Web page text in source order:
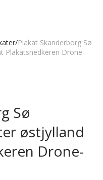
/Plakat Skanderborg Sø
Plakatsnedkeren Drone-
Sø
østjylland
Drone-